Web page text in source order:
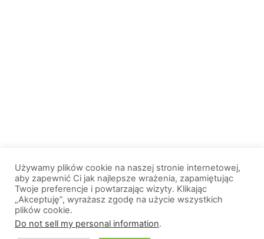
© 2013-2026, All Rights Reserved. Wszelkie prawa zastrzeżone. |
Używamy plików cookie na naszej stronie internetowej,
aby zapewnić Ci jak najlepsze wrażenia, zapamiętując
Twoje preferencje i powtarzając wizyty. Klikając
„Akceptuję”, wyrażasz zgodę na użycie wszystkich
plików cookie.
Do not sell my personal information.